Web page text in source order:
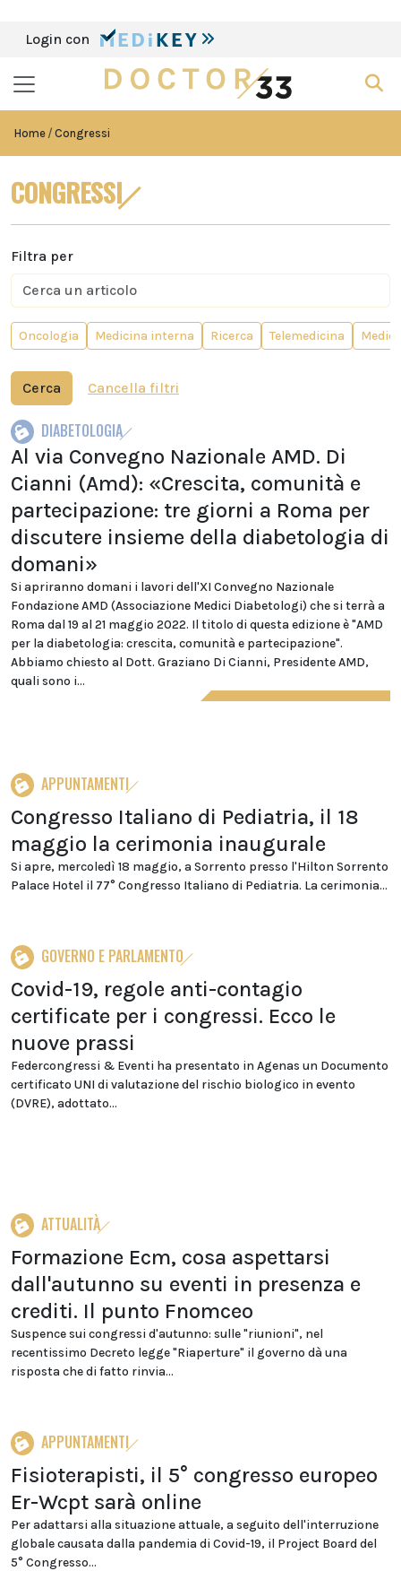
Login con
Home Congressi
CONGRESSI
Filtra per
Oncologia Medicina interna Ricerca Telemedicina
Cerca Cancella filtri
DIABETOLOGIA
Al via Convegno Nazionale AMD. Di
Cianni (Amd): «Crescita, comunità e
partecipazione: tre giorni a Roma per
discutere insieme della diabetologia di
domani»
Si apriranno domani i lavori dell'XI Convegno Nazionale
Fondazione AMD (Associazione Medici Diabetologi) che si terrà a
Roma dal 19 al 21 maggio 2022. Il titolo di questa edizione è "AMD
per la diabetologia: crescita, comunità e partecipazione".
Abbiamo chiesto al Dott. Graziano Di Cianni, Presidente AMD,
quali sono i...
APPUNTAMENTI
Congresso Italiano di Pediatria, il 18
maggio la cerimonia inaugurale
Si apre, mercoledì 18 maggio, a Sorrento presso l'Hilton Sorrento
Palace Hotel il 77° Congresso Italiano di Pediatria. La cerimonia...
GOVERNO E PARLAMENTO
Covid-19, regole anti-contagio
certificate per i congressi. Ecco le
nuove prassi
Federcongressi & Eventi ha presentato in Agenas un Documento
certificato UNI di valutazione del rischio biologico in evento
(DVRE), adottato...
ATTUALITÀ
Formazione Ecm, cosa aspettarsi
dall'autunno su eventi in presenza e
crediti. Il punto Fnomceo
Suspence sui congressi d'autunno: sulle "riunioni", nel
recentissimo Decreto legge "Riaperture" il governo dà una
risposta che di fatto rinvia...
APPUNTAMENTI
Fisioterapisti, il 5° congresso europeo
Er-Wcpt sarà online
Per adattarsi alla situazione attuale, a seguito dell'interruzione
globale causata dalla pandemia di Covid-19, il Project Board del
5° Congresso...